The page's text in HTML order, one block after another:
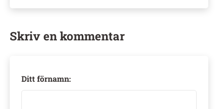
Skriv en kommentar
Ditt förnamn: